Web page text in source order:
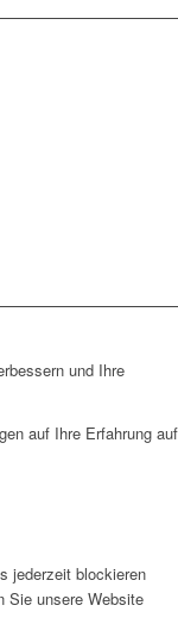
und Ihre
auf Ihre Erfahrung auf
jederzeit blockieren
Sie unsere Website